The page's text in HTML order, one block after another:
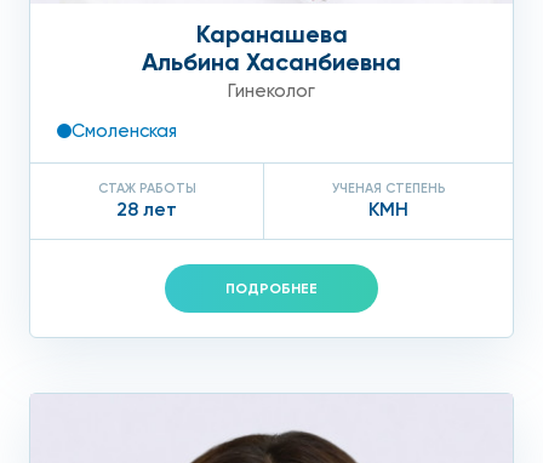
Каранашева
Альбина Хасанбиевна
Гинеколог
Смоленская
СТАЖ РАБОТЫ
28 лет
УЧЕНАЯ СТЕПЕНЬ
КМН
ПОДРОБНЕЕ